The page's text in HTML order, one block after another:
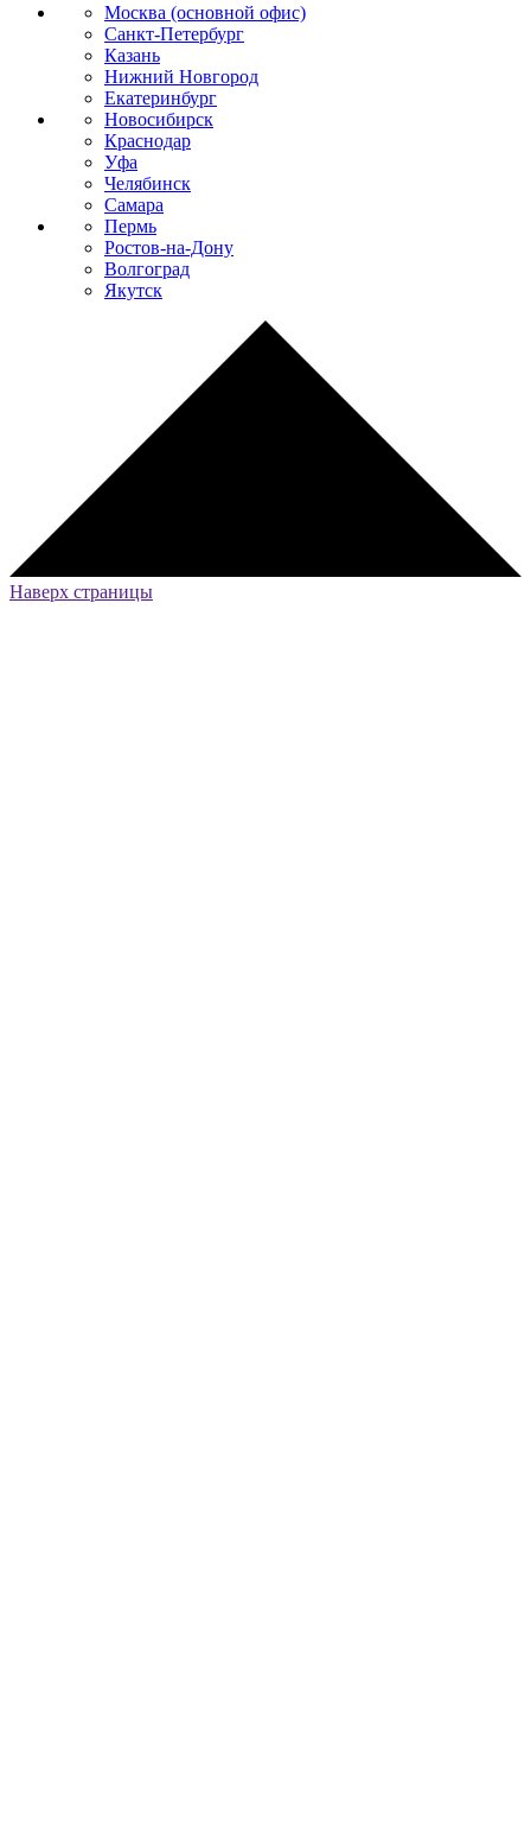
Москва (основной офис)
Санкт-Петербург
Казань
Нижний Новгород
Екатеринбург
Новосибирск
Краснодар
Уфа
Челябинск
Самара
Пермь
Ростов-на-Дону
Волгоград
Якутск
Наверх страницы